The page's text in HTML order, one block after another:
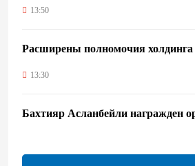
13:50
Расширены полномочия
13:30
Бахтияр Асланбейли награжден
13:26